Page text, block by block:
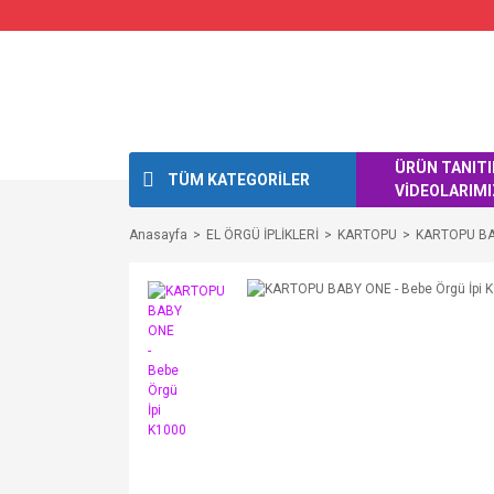
TÜM KATEGORİLER
ÜRÜN
Anasayfa EL ÖRGÜ İPLİKLERİ KARTOPU KARTOPU